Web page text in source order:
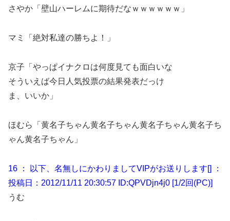
さやか「壁山ハーレムに期待だなｗｗｗｗｗｗ」
マミ「絶対私達の勝ちよ！」
京子「やっぱイナクロは何度見ても面白いな
そういえば今日人気投票の結果発表だっけ
ま、いいか」
ほむら「黄名子ちゃん黄名子ちゃん黄名子ちゃん黄名子ち
ゃん黄名子ちゃん」
16 ： 以下、名無しにかわりましてVIPがお送りします[] ：
投稿日：2012/11/11 20:30:57 ID:QPVDjn4j0 [1/2回(PC)]
うむ